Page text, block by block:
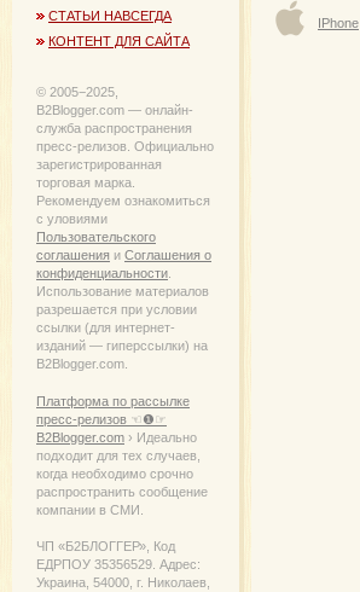
СТАТЬИ НАВСЕГДА
КОНТЕНТ ДЛЯ САЙТА
© 2005−2025,
B2Blogger.com — онлайн-
служба распространения
пресс-релизов. Официально
зарегистрированная
торговая марка.
Рекомендуем ознакомиться
с уловиями
Пользовательского
соглашения и Соглашения о
конфиденциальности
Использование материалов
разрешается при условии
ссылки (для интернет-
изданий — гиперссылки) на
B2Blogger.com.
Платформа по рассылке
пресс-релизов ☜❶☞
B2Blogger.com › Идеально
подходит для тех случаев,
когда необходимо срочно
распространить сообщение
компании в СМИ.
ЧП «Б2БЛОГГЕР», Код
ЕДРПОУ 35356529. Адрес:
Украина, 54000, г. Николаев,
IPhone